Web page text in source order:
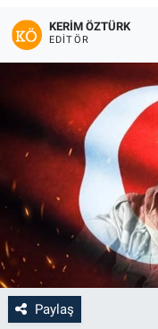
KERIM ÖZTÜRK
EDITÖR
Paylaş